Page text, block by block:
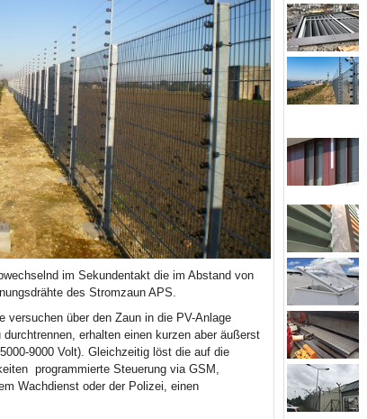
im Sekundentakt die im Abstand von
des Stromzaun APS.
versuchen über den Zaun in die PV-Anlage
erhalten einen kurzen aber äußerst
9000 Volt). Gleichzeitig löst die auf die
programmierte Steuerung via GSM,
Wachdienst oder der Polizei, einen